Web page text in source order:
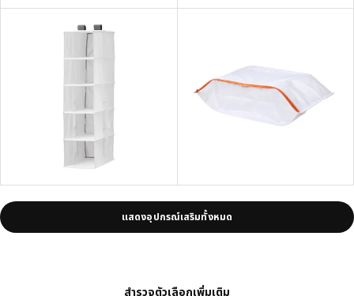
แสดงอุปกรณ์เสริมทั้งหมด
สำรวจตัวเลือกเพิ่มเติม